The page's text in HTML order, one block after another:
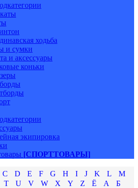
ходьба
и сумки
и аксессуары
коньки
экипировка
[СПОРТТОВАРЫ]
C D E F G H I J K L
M
T U V W X Y Z Ё А
Б